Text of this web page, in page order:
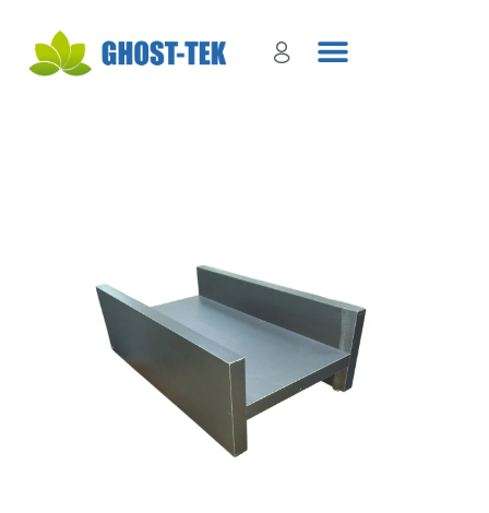
Sign in
Log in
Create an account